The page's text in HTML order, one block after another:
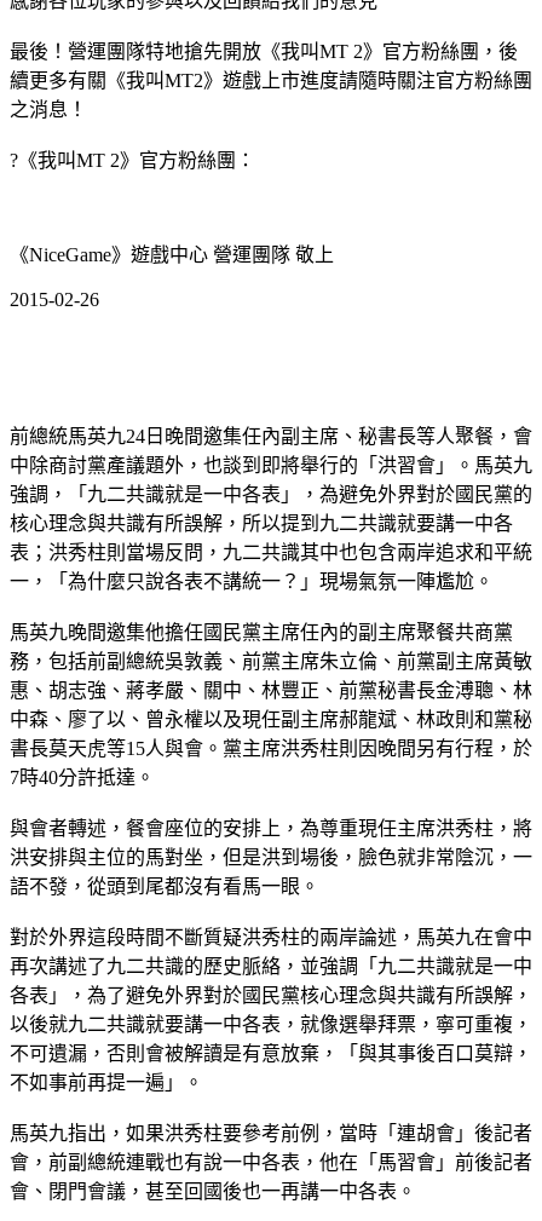
最後！營運團隊特地搶先開放《我叫MT 2》官方粉絲團，後
續更多有關《我叫MT2》遊戲上市進度請隨時關注官方粉絲團
之消息！
?《我叫MT 2》官方粉絲團：
《NiceGame》遊戲中心 營運團隊 敬上
2015-02-26
前總統馬英九24日晚間邀集任內副主席、秘書長等人聚餐，會
中除商討黨產議題外，也談到即將舉行的「洪習會」。馬英九
強調，「九二共識就是一中各表」，為避免外界對於國民黨的
核心理念與共識有所誤解，所以提到九二共識就要講一中各
表；洪秀柱則當場反問，九二共識其中也包含兩岸追求和平統
一，「為什麼只說各表不講統一？」現場氣氛一陣尷尬。
馬英九晚間邀集他擔任國民黨主席任內的副主席聚餐共商黨
務，包括前副總統吳敦義、前黨主席朱立倫、前黨副主席黃敏
惠、胡志強、蔣孝嚴、關中、林豐正、前黨秘書長金溥聰、林
中森、廖了以、曾永權以及現任副主席郝龍斌、林政則和黨秘
書長莫天虎等15人與會。黨主席洪秀柱則因晚間另有行程，於
7時40分許抵達。
與會者轉述，餐會座位的安排上，為尊重現任主席洪秀柱，將
洪安排與主位的馬對坐，但是洪到場後，臉色就非常陰沉，一
語不發，從頭到尾都沒有看馬一眼。
對於外界這段時間不斷質疑洪秀柱的兩岸論述，馬英九在會中
再次講述了九二共識的歷史脈絡，並強調「九二共識就是一中
各表」，為了避免外界對於國民黨核心理念與共識有所誤解，
以後就九二共識就要講一中各表，就像選舉拜票，寧可重複，
不可遺漏，否則會被解讀是有意放棄，「與其事後百口莫辯，
不如事前再提一遍」。
馬英九指出，如果洪秀柱要參考前例，當時「連胡會」後記者
會，前副總統連戰也有說一中各表，他在「馬習會」前後記者
會、閉門會議，甚至回國後也一再講一中各表。